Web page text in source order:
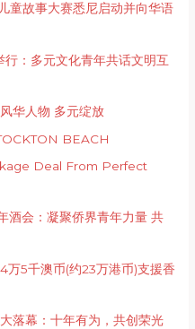
童故事大赛悉尼启动并向华语
：多元文化青年共话文明互
华人物 多元绽放
BEACH
Deal From Perfect
酒会：凝聚侨界青年力量 共
万5千澳币(约23万港币)支援香
落幕：十年有为，共创荣光